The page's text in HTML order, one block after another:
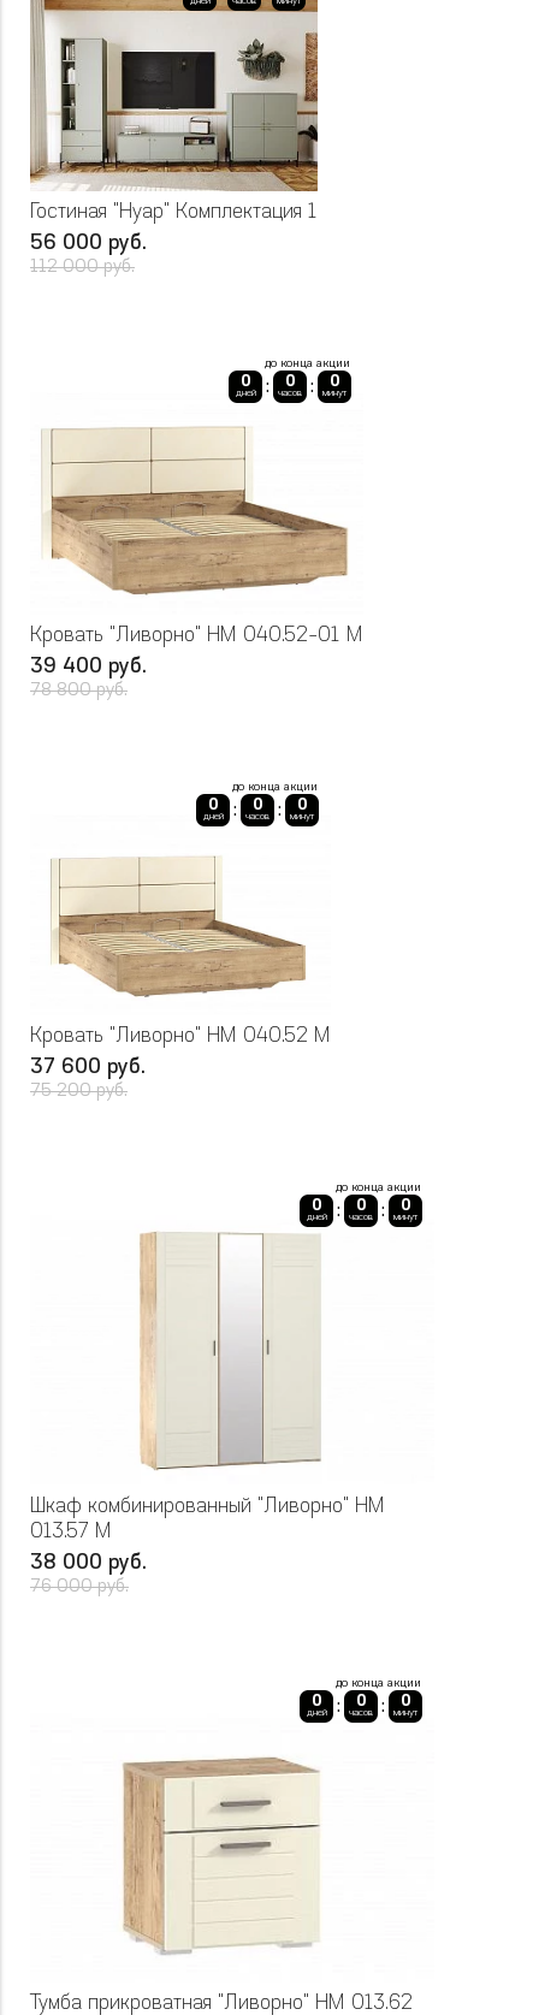
Гостиная "Нуар" Комплектация 1
56 000 руб.
112 000 руб.
до конца акции
0
дней : 0
часов : 0
минут
Кровать "Ливорно" НМ 040.52-01 М
39 400 руб.
78 800 руб.
до конца акции
0
дней : 0
часов : 0
минут
Кровать "Ливорно" НМ 040.52 М
37 600 руб.
75 200 руб.
до конца акции
0
дней : 0
часов : 0
минут
Шкаф комбинированный "Ливорно" НМ
013.57 М
38 000 руб.
76 000 руб.
до конца акции
0
дней : 0
часов : 0
минут
Тумба прикроватная "Ливорно" НМ 013.62